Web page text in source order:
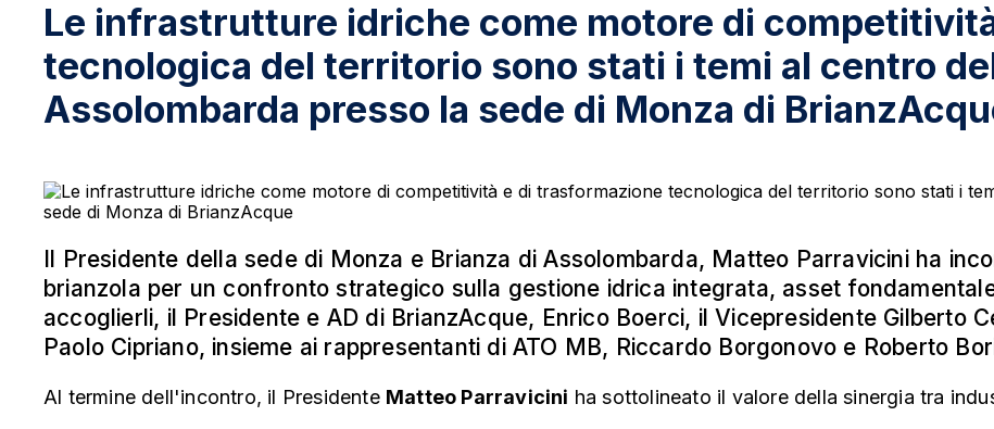
Le infrastrutture idriche come motore di
tecnologica del territorio sono stati i temi al centro
Assolombarda presso la sede di Monza di
Il Presidente della sede di Monza e Brianza di Assolombarda, Matteo Parravicini ha
brianzola per un confronto strategico sulla gestione idrica integrata, asset
accoglierli, il Presidente e AD di BrianzAcque, Enrico Boerci, il Vicepresidente Gilberto
Paolo Cipriano, insieme ai rappresentanti di ATO MB, Riccardo Borgonovo e Roberto
Al termine dell'incontro, il Presidente Matteo Parravicini ha sottolineato il valore della sinergia tra